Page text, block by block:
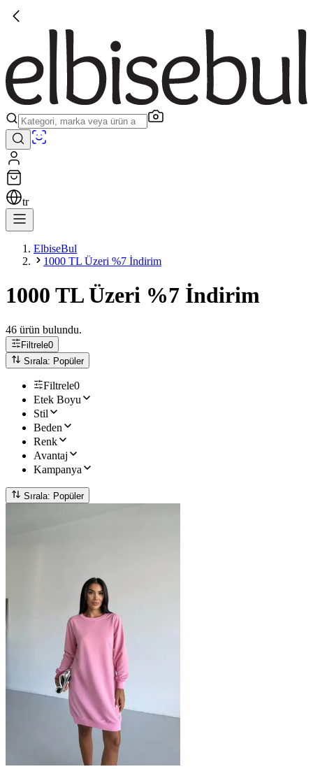
tr
ElbiseBul
1000 TL Üzeri %7 İndirim
1000 TL Üzeri %7 İndirim
46 ürün bulundu.
Filtrele0
Sırala: Popüler
Filtrele0
Etek Boyu
Stil
Beden
Renk
Avantaj
Kampanya
Sırala: Popüler